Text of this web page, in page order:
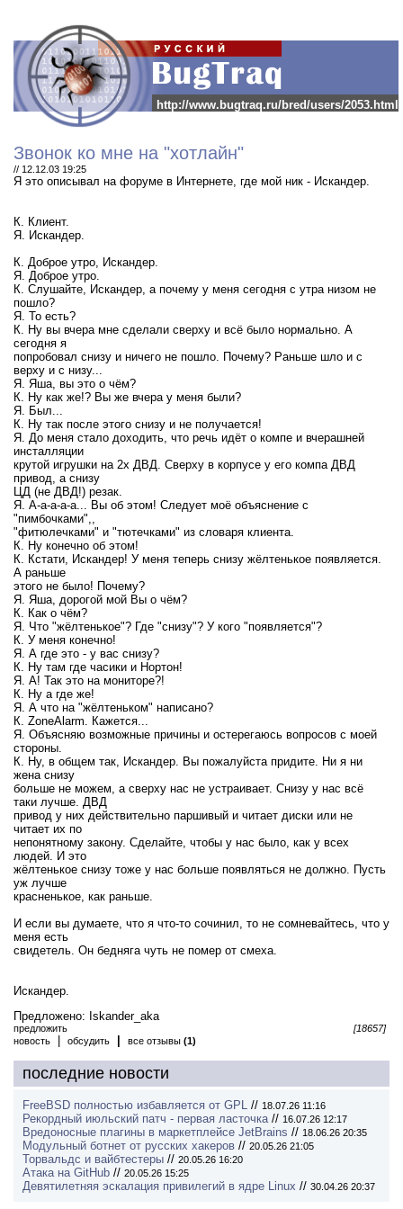
http://www.bugtraq.ru/bred/users/2053.html
Звонок ко мне на "хотлайн"
// 12.12.03 19:25
Я это описывал на форуме в Интернете, где мой ник - Искандер.
К. Клиент.
Я. Искандер.
К. Доброе утро, Искандер.
Я. Доброе утро.
К. Слушайте, Искандер, а почему у меня сегодня с утра низом не
пошло?
Я. То есть?
К. Ну вы вчера мне сделали сверху и всё было нормально. А
сегодня я
попробовал снизу и ничего не пошло. Почему? Раньше шло и с
верху и с низу...
Я. Яша, вы это о чём?
К. Ну как же!? Вы же вчера у меня были?
Я. Был...
К. Ну так после этого снизу и не получается!
Я. До меня стало доходить, что речь идёт о компе и вчерашней
инсталляции
крутой игрушки на 2х ДВД. Сверху в корпусе у его компа ДВД
привод, а снизу
ЦД (не ДВД!) резак.
Я. А-а-а-а-а... Вы об этом! Следует моё объяснение с
"пимбочками",,
"фитюлечками" и "тютечками" из словаря клиента.
К. Ну конечно об этом!
К. Кстати, Искандер! У меня теперь снизу жёлтенькое появляется.
А раньше
этого не было! Почему?
Я. Яша, дорогой мой Вы о чём?
К. Как о чём?
Я. Что "жёлтенькое"? Где "снизу"? У кого "появляется"?
К. У меня конечно!
Я. А где это - у вас снизу?
К. Ну там где часики и Нортон!
Я. А! Так это на мониторе?!
К. Ну а где же!
Я. А что на "жёлтеньком" написано?
К. ZoneAlarm. Кажется...
Я. Объясняю возможные причины и остерегаюсь вопросов с моей
стороны.
К. Ну, в общем так, Искандер. Вы пожалуйста придите. Ни я ни
жена снизу
больше не можем, а сверху нас не устраивает. Снизу у нас всё
таки лучше. ДВД
привод у них действительно паршивый и читает диски или не
читает их по
непонятному закону. Сделайте, чтобы у нас было, как у всех
людей. И это
жёлтенькое снизу тоже у нас больше появляться не должно. Пусть
уж лучше
красненькое, как раньше.
И если вы думаете, что я что-то сочинил, то не сомневайтесь, что у
меня есть
свидетель. Он бедняга чуть не помер от смеха.
Искандер.
Предложено: Iskander_aka
предложить
новость
обсудить все отзывы (1)
[18657]
последние новости
FreeBSD полностью избавляется от GPL // 18.07.26 11:16
Рекордный июльский патч - первая ласточка// 16.07.26 12:17
Вредоносные плагины в маркетплейсе JetBrains // 18.06.26 20:35
Модульный ботнет от русских хакеров // 20.05.26 21:05
Торвальдс и вайбтестеры // 20.05.26 16:20
Атака на GitHub // 20.05.26 15:25
Девятилетняя эскалация привилегий в ядре Linux // 30.04.26 20:37